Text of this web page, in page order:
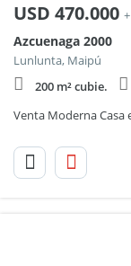
USD 470.000
Azcuenaga 2000
Lunlunta, Maipú
200 m² cubie.
Venta Moderna Casa